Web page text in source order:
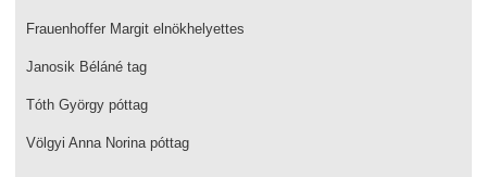
Frauenhoffer Margit elnökhelyettes
Janosik Béláné tag
Tóth György póttag
Völgyi Anna Norina póttag